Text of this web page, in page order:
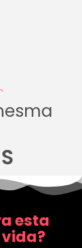
esta